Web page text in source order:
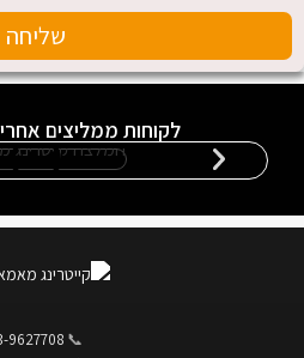
שליחה
לקוחות ממליצים
📞
9627708